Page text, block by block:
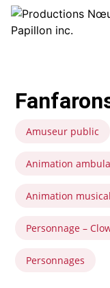
Amuseur public
Animation
Animation
Personnage –
Personnages